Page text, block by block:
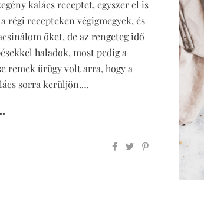
kalács receptet, egyszer el is
régi recepteken végigmegyek, és
őket, de az rengeteg idő
haladok, most pedig a
remek ürügy volt arra, hogy a
sorra kerüljön.…